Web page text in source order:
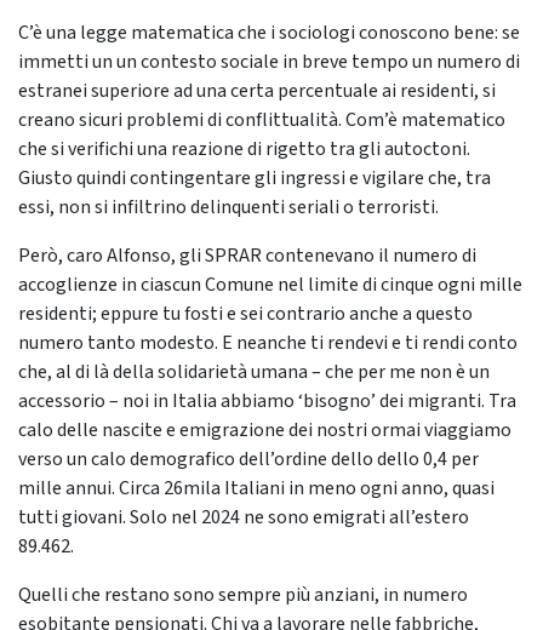
C’è una legge matematica che i sociologi conoscono bene: se
immetti un un contesto sociale in breve tempo un numero di
estranei superiore ad una certa percentuale ai residenti, si
creano sicuri problemi di conflittualità. Com’è matematico
che si verifichi una reazione di rigetto tra gli autoctoni.
Giusto quindi contingentare gli ingressi e vigilare che, tra
essi, non si infiltrino delinquenti seriali o terroristi.
Però, caro Alfonso, gli SPRAR contenevano il numero di
accoglienze in ciascun Comune nel limite di cinque ogni mille
residenti; eppure tu fosti e sei contrario anche a questo
numero tanto modesto. E neanche ti rendevi e ti rendi conto
che, al di là della solidarietà umana – che per me non è un
accessorio – noi in Italia abbiamo ‘bisogno’ dei migranti. Tra
calo delle nascite e emigrazione dei nostri ormai viaggiamo
verso un calo demografico dell’ordine dello dello 0,4 per
mille annui. Circa 26mila Italiani in meno ogni anno, quasi
tutti giovani. Solo nel 2024 ne sono emigrati all’estero
89.462.
Quelli che restano sono sempre più anziani, in numero
esobitante pensionati. Chi va a lavorare nelle fabbriche,